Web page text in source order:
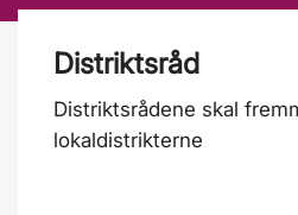
Distriktsråd
Distriktsrådene skal
lokaldistrikterne